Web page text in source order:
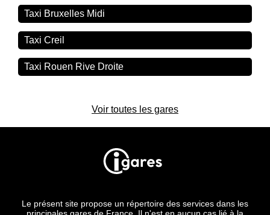
Taxi Bruxelles Midi
Taxi Creil
Taxi Rouen Rive Droite
Voir toutes les gares
Le présent site propose un répertoire des services dans les